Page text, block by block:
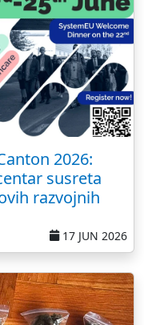
2026:
susreta
razvojnih
17 JUN 2026